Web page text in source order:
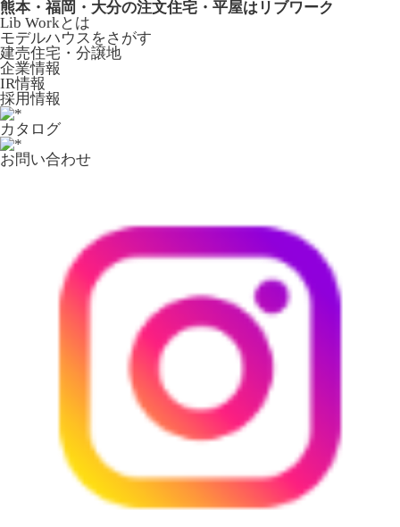
熊本・福岡・大分の注文住宅・平屋はリブワーク
Lib Workとは
モデルハウスをさがす
建売住宅・分譲地
企業情報
IR情報
採用情報
カタログ
お問い合わせ